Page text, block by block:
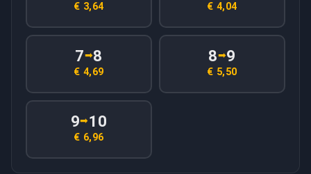
€ 3,64 € 4,04
7➡8
€ 4,69
8➡9
€ 5,50
9➡10
€ 6,96